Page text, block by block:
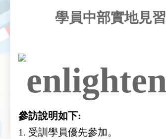
學員中部實地見習
參訪說明如下:
1. 受訓學員優先參加。